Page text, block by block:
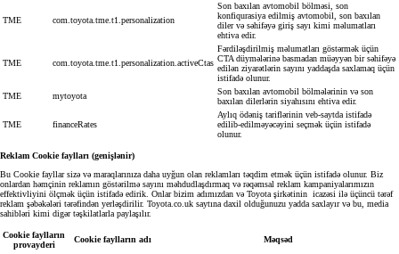
TME com.toyota.tme.t1.personalization
Son baxılan avtomobil bölməsi, son
konfiqurasiya edilmiş avtomobil, son baxılan
diler və səhifəyə giriş sayı kimi məlumatları
ehtiva edir.
TME com.toyota.tme.t1.personalization.activeCtas
Fərdiləşdirilmiş məlumatları göstərmək üçün
CTA düymələrinə basmadan müəyyən bir səhifəyə
edilən ziyarətlərin sayını yaddaşda saxlamaq üçün
istifadə olunur.
TME
mytoyota
Son baxılan avtomobil bölmələrinin və son
baxılan dilerlərin siyahısını ehtiva edir.
TME financeRates
Aylıq ödəniş tariflərinin veb-saytda istifadə
edilib-edilməyəcəyini seçmək üçün istifadə
olunur.
Reklam Cookie faylları (genişlənir)
Bu Cookie fayllar sizə və maraqlarınıza daha uyğun olan reklamları təqdim etmək üçün istifadə olunur. Biz
onlardan həmçinin reklamın göstərilmə sayını məhdudlaşdırmaq və rəqəmsal reklam kampaniyalarımızın
effektivliyini ölçmək üçün istifadə edirik. Onlar bizim adımızdan və Toyota şirkətinin icazəsi ilə üçüncü tərəf
reklam şəbəkələri tərəfindən yerləşdirilir. Toyota.co.uk saytına daxil olduğunuzu yadda saxlayır və bu, media
sahibləri kimi digər təşkilatlarla paylaşılır.
Cookie faylların
provayderi
Cookie faylların adı Məqsəd